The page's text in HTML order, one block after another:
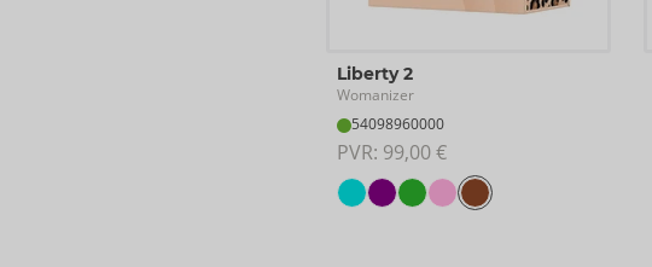
Liberty 2
Womanizer
54098960000
PVR: 99,00 €